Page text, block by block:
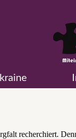
recherchiert.